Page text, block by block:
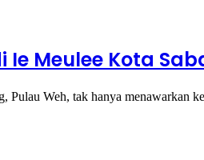
Meulee Kota
Weh, tak hanya menawarkan